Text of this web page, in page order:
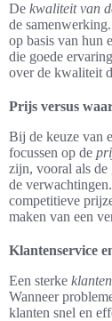
De kwaliteit van
de
op basis van hun
die goede
over de kwaliteit
Prijs versus
Bij de keuze van
focussen op de
zijn, vooral als
de
competitieve
maken van een
Klantenservice
Een sterke
Wanneer
klanten snel en